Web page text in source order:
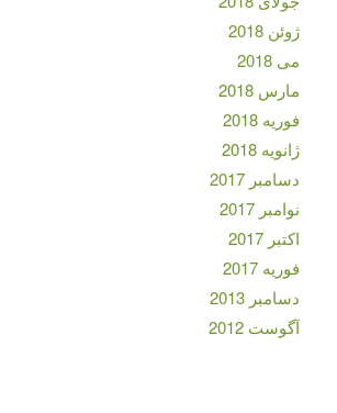
ژوئن 2018
می 2018
مارس 2018
فوریه 2018
ژانویه 2018
دسامبر 2017
نوامبر 2017
اکتبر 2017
فوریه 2017
دسامبر 2013
آگوست 2012